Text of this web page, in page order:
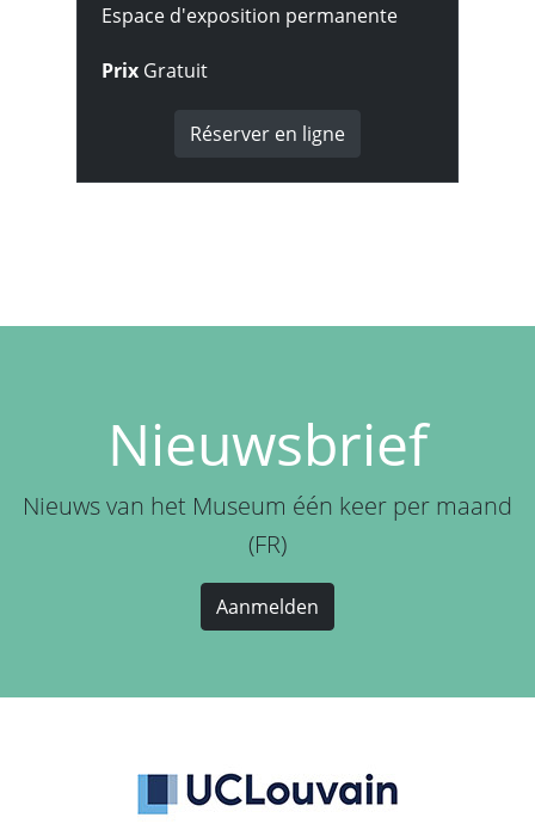
Espace d'exposition permanente
Prix Gratuit
Réserver en ligne
Nieuwsbrief
Nieuws van het Museum één keer per maand
(FR)
Aanmelden